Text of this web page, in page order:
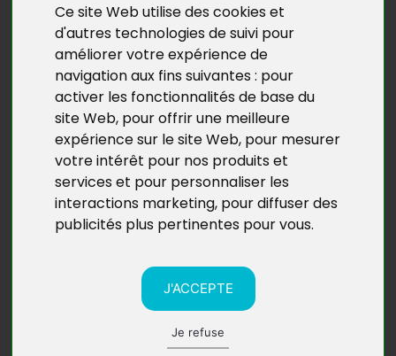
Ce site Web utilise des cookies et
d'autres technologies de suivi pour
améliorer votre expérience de
navigation aux fins suivantes : pour
activer les fonctionnalités de base du
site Web, pour offrir une meilleure
expérience sur le site Web, pour mesurer
votre intérêt pour nos produits et
services et pour personnaliser les
interactions marketing, pour diffuser des
publicités plus pertinentes pour vous.
J'ACCEPTE
Je refuse
Recueil de fonnkèr.
Aux heures perdues
(vol. 2)